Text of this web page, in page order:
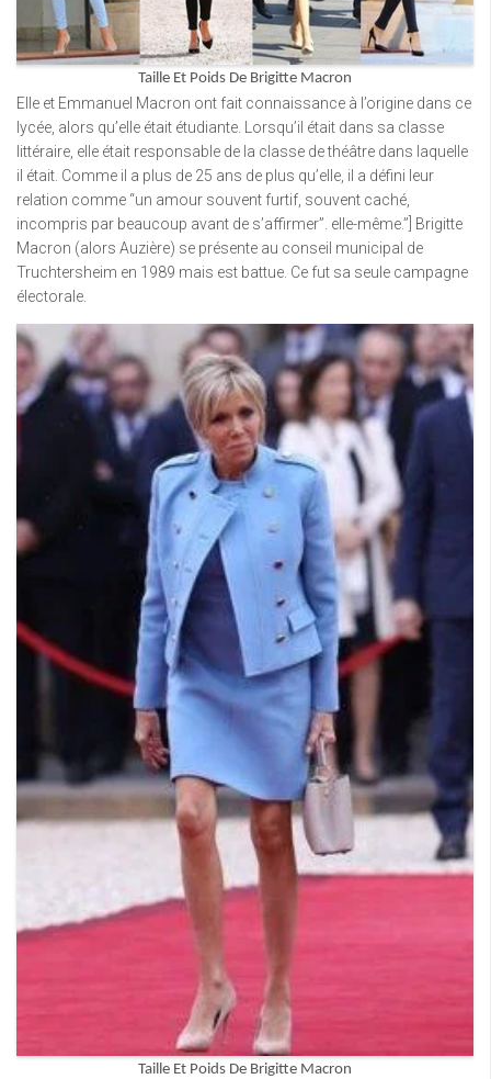
Taille Et Poids De Brigitte Macron
Elle et Emmanuel Macron ont fait connaissance à l’origine dans ce
lycée, alors qu’elle était étudiante. Lorsqu’il était dans sa classe
littéraire, elle était responsable de la classe de théâtre dans laquelle
il était. Comme il a plus de 25 ans de plus qu’elle, il a défini leur
relation comme “un amour souvent furtif, souvent caché,
incompris par beaucoup avant de s’affirmer”. elle-même.”] Brigitte
Macron (alors Auzière) se présente au conseil municipal de
Truchtersheim en 1989 mais est battue. Ce fut sa seule campagne
électorale.
Taille Et Poids De Brigitte Macron